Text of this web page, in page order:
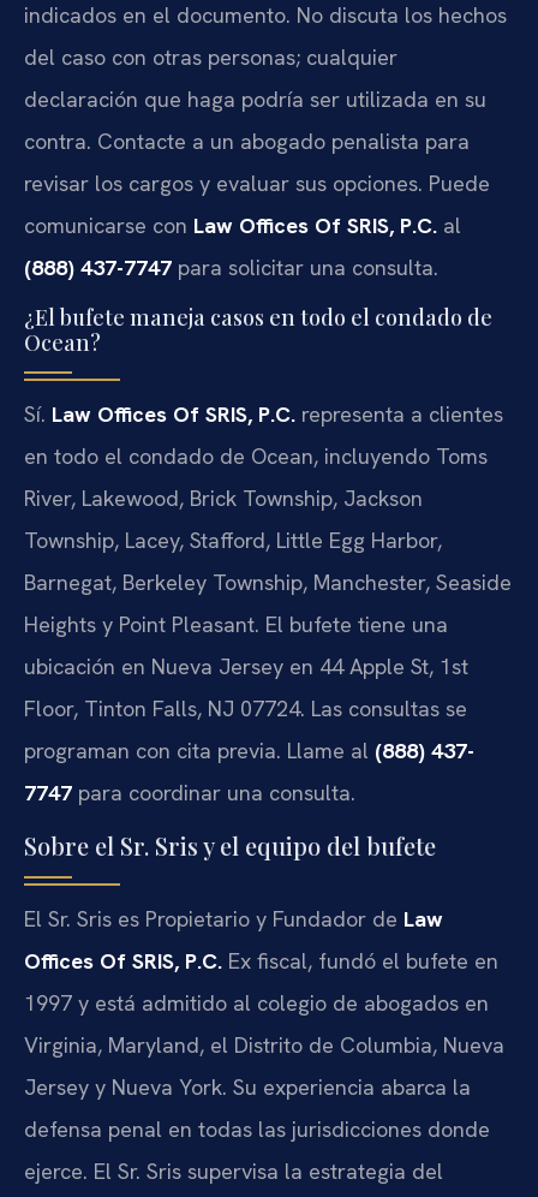
indicados en el documento. No discuta los hechos
del caso con otras personas; cualquier
declaración que haga podría ser utilizada en su
contra. Contacte a un abogado penalista para
revisar los cargos y evaluar sus opciones. Puede
comunicarse con Law Offices Of SRIS, P.C. al
(888) 437-7747 para solicitar una consulta.
¿El bufete maneja casos en todo el condado de
Ocean?
Sí. Law Offices Of SRIS, P.C. representa a clientes
en todo el condado de Ocean, incluyendo Toms
River, Lakewood, Brick Township, Jackson
Township, Lacey, Stafford, Little Egg Harbor,
Barnegat, Berkeley Township, Manchester, Seaside
Heights y Point Pleasant. El bufete tiene una
ubicación en Nueva Jersey en 44 Apple St, 1st
Floor, Tinton Falls, NJ 07724. Las consultas se
programan con cita previa. Llame al (888) 437-
7747 para coordinar una consulta.
Sobre el Sr. Sris y el equipo del bufete
El Sr. Sris es Propietario y Fundador de Law
Offices Of SRIS, P.C. Ex fiscal, fundó el bufete en
1997 y está admitido al colegio de abogados en
Virginia, Maryland, el Distrito de Columbia, Nueva
Jersey y Nueva York. Su experiencia abarca la
defensa penal en todas las jurisdicciones donde
ejerce. El Sr. Sris supervisa la estrategia del